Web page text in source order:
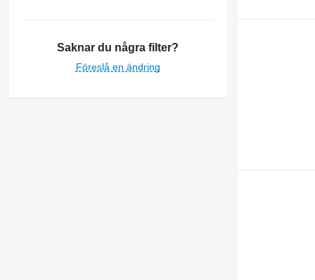
6810
6900
Saknar du några filter?
Föreslå en ändring